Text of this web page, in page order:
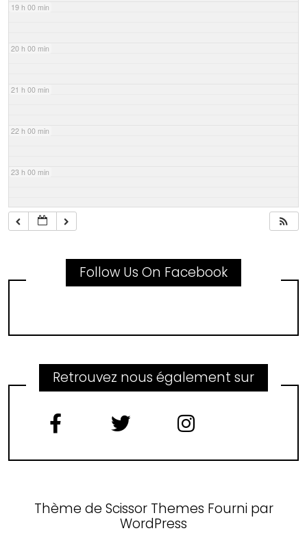
19 h 00 min
20 h 00 min
21 h 00 min
22 h 00 min
23 h 00 min
Follow Us On Facebook
Retrouvez nous également sur
Thème de Scissor Themes Fourni par
WordPress